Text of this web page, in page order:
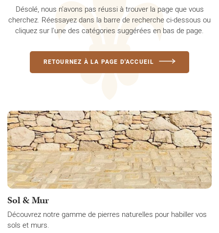
Désolé, nous n'avons pas réussi à trouver la page que vous
cherchez. Réessayez dans la barre de recherche ci-dessous ou
cliquez sur l'une des catégories suggérées en bas de page.
RETOURNEZ À LA PAGE D'ACCUEIL
Sol & Mur
Découvrez notre gamme de pierres naturelles pour habiller vos
sols et murs.